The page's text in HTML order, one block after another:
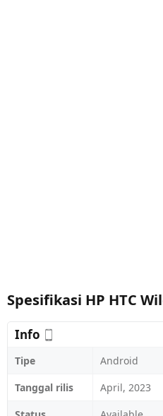
Spesifikasi HP HTC
Info
Tipe
Android
Tanggal rilis
April, 2023